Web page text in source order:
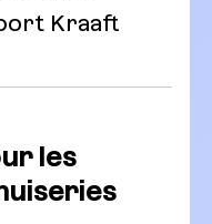
Kraaft
les